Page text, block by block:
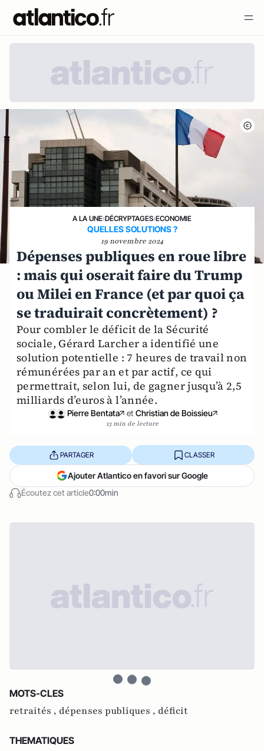
A LA UNE›DÉCRYPTAGES›ECONOMIE
QUELLES SOLUTIONS ?
19 novembre 2024
Dépenses publiques en roue libre
: mais qui oserait faire du Trump
ou Milei en France (et par quoi ça
se traduirait concrètement) ?
Pour combler le déficit de la Sécurité
sociale, Gérard Larcher a identifié une
solution potentielle : 7 heures de travail non
rémunérées par an et par actif, ce qui
permettrait, selon lui, de gagner jusqu’à 2,5
milliards d’euros à l’année.
Pierre Bentata et Christian de Boissieu
13 min de lecture
Écoutez cet article0:00min
PARTAGER CLASSER
Ajouter Atlantico en favori sur Google
MOTS-CLES
retraités , dépenses publiques , déficit
THEMATIQUES